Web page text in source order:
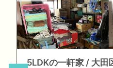
5LDKの一軒家 大田